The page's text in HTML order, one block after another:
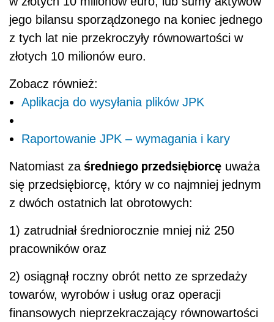
jego bilansu sporządzonego na koniec jednego
z tych lat nie przekroczyły równowartości w
złotych 10 milionów euro.
Zobacz również:
Aplikacja do wysyłania plików JPK
Raportowanie JPK – wymagania i kary
Natomiast zaśredniego przedsiębiorcę uważa
się przedsiębiorcę, który w co najmniej jednym
z dwóch ostatnich lat obrotowych:
1) zatrudniał średniorocznie mniej niż 250
pracowników oraz
2) osiągnął roczny obrót netto ze sprzedaży
towarów, wyrobów i usług oraz operacji
finansowych nieprzekraczający równowartości